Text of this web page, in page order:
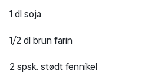
1 dl soja
1/2 dl brun farin
2 spsk. stødt fennikel